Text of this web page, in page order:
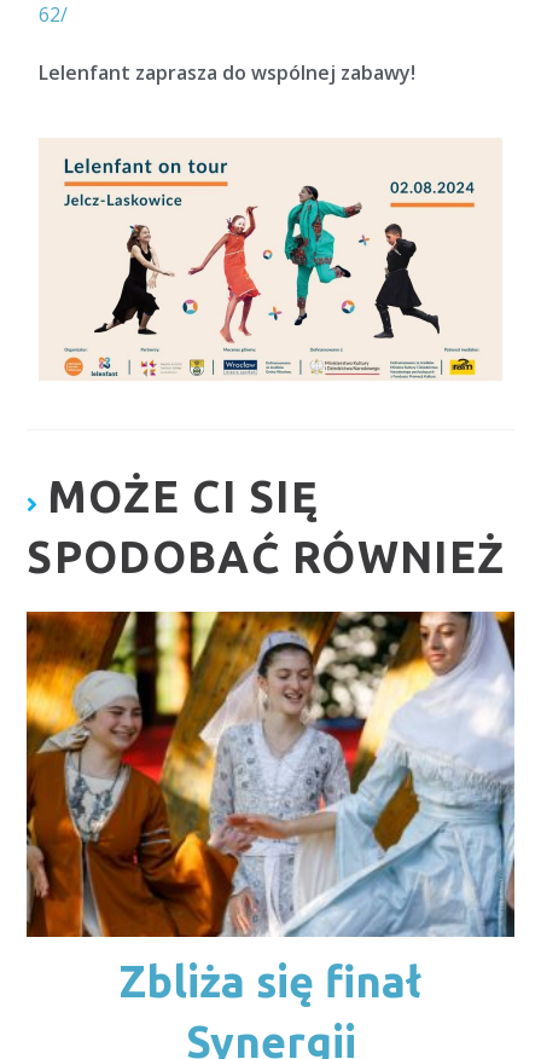
62/
Lelenfant zaprasza do wspólnej zabawy!
MOŻE CI SIĘ
SPODOBAĆ RÓWNIEŻ
Zbliża się finał
Synergii